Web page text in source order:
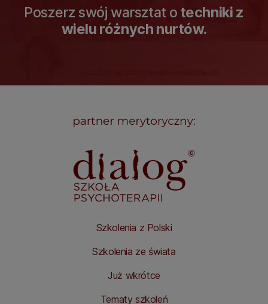
Poszerz swój warsztat o techniki z
wielu różnych nurtów.
Szkolenia z Polski
Szkolenia ze świata
Już wkrótce
Tematy szkoleń